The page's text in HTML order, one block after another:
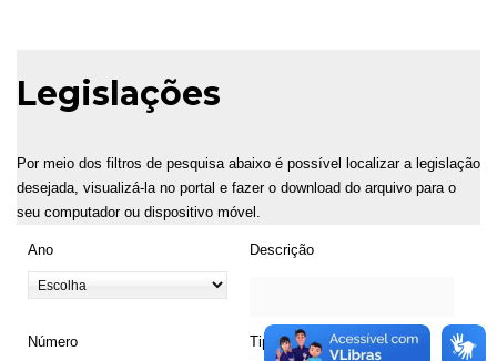
Legislações
Por meio dos filtros de pesquisa abaixo é possível localizar a legislação
desejada, visualizá-la no portal e fazer o download do arquivo para o
seu computador ou dispositivo móvel.
Ano Descrição
Número Tipo de Legislação